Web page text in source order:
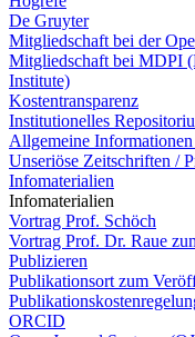
De Gruyter
Mitgliedschaft bei der
Mitgliedschaft bei MDPI
Institute)
Kostentransparenz
Institutionelles
Allgemeine
Unseriöse Zeitschriften /
Infomaterialien
Infomaterialien
Vortrag Prof. Schöch
Vortrag Prof. Dr. Raue
Publizieren
Publikationsort zum
ORCID